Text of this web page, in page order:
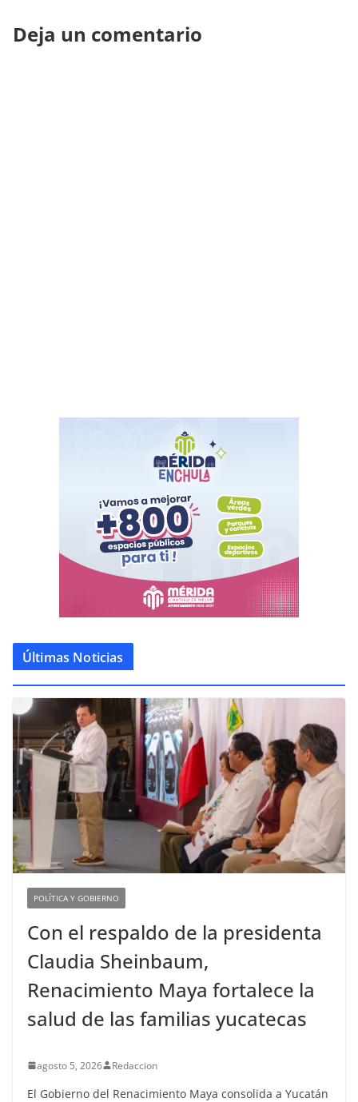
Deja un comentario
Últimas Noticias
POLÍTICA Y GOBIERNO
Con el respaldo de la presidenta
Claudia Sheinbaum,
Renacimiento Maya fortalece la
salud de las familias yucatecas
agosto 5, 2026 Redaccion
El Gobierno del Renacimiento Maya consolida a Yucatán